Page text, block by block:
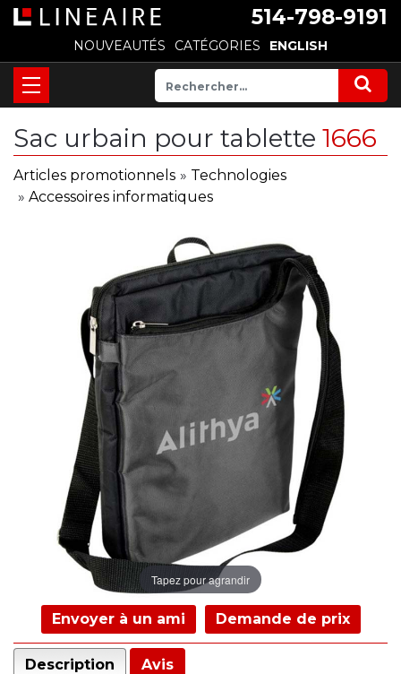
514-798-9191
NOUVEAUTÉS CATÉGORIES ENGLISH
Sac urbain pour tablette 1666
Articles promotionnels » Technologies
» Accessoires informatiques
Tapez pour agrandir
Envoyer à un ami Demande de prix
Description Avis